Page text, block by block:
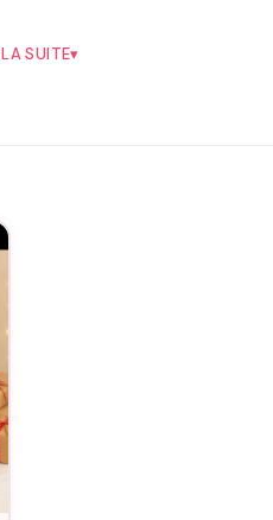
école.
SUITE▾